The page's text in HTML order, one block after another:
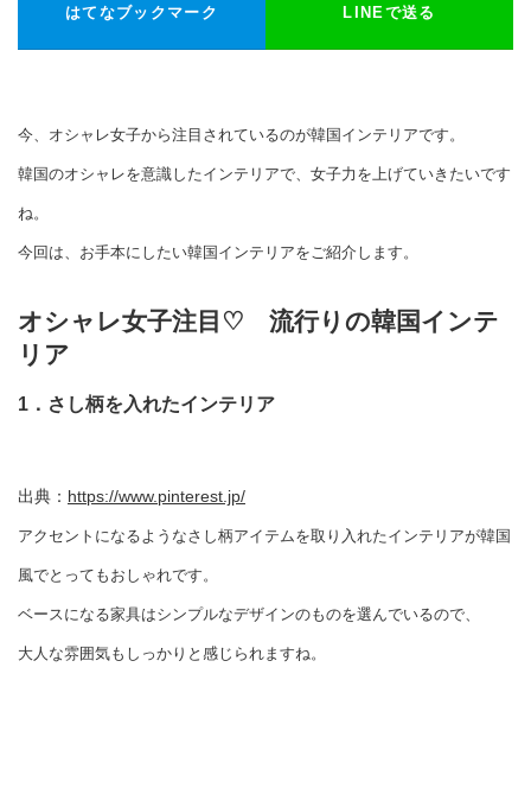
はてなブックマーク LINEで送る
今、オシャレ女子から注目されているのが韓国インテリアです。
韓国のオシャレを意識したインテリアで、女子力を上げていきたいです
ね。
今回は、お手本にしたい韓国インテリアをご紹介します。
オシャレ女子注目 ♡ 流行りの韓国インテ
リア
1．さし柄を入れたインテリア
出典： https://www.pinterest.jp/
アクセントになるようなさし柄アイテムを取り入れたインテリアが韓国
風でとってもおしゃれです。
ベースになる家具はシンプルなデザインのものを選んでいるので、
大人な雰囲気もしっかりと感じられますね。